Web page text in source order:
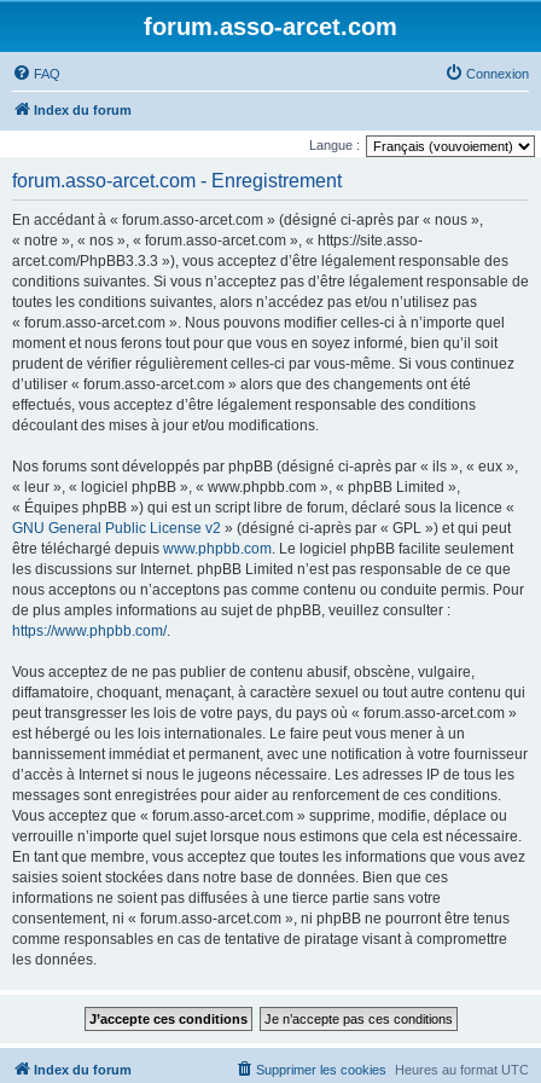
forum.asso-arcet.com
FAQ Connexion
Index du forum
Langue :
forum.asso-arcet.com - Enregistrement
En accédant à « forum.asso-arcet.com » (désigné ci-après par « nous »,
« notre », « nos », « forum.asso-arcet.com », « https://site.asso-
arcet.com/PhpBB3.3.3 »), vous acceptez d’être légalement responsable des
conditions suivantes. Si vous n’acceptez pas d’être légalement responsable de
toutes les conditions suivantes, alors n’accédez pas et/ou n’utilisez pas
« forum.asso-arcet.com ». Nous pouvons modifier celles-ci à n’importe quel
moment et nous ferons tout pour que vous en soyez informé, bien qu’il soit
prudent de vérifier régulièrement celles-ci par vous-même. Si vous continuez
d’utiliser « forum.asso-arcet.com » alors que des changements ont été
effectués, vous acceptez d’être légalement responsable des conditions
découlant des mises à jour et/ou modifications.
Nos forums sont développés par phpBB (désigné ci-après par « ils », « eux »,
« leur », « logiciel phpBB », « www.phpbb.com », « phpBB Limited »,
« Équipes phpBB ») qui est un script libre de forum, déclaré sous la licence «
GNU General Public License v2 » (désigné ci-après par « GPL ») et qui peut
être téléchargé depuis www.phpbb.com. Le logiciel phpBB facilite seulement
les discussions sur Internet. phpBB Limited n’est pas responsable de ce que
nous acceptons ou n’acceptons pas comme contenu ou conduite permis. Pour
de plus amples informations au sujet de phpBB, veuillez consulter :
https://www.phpbb.com/.
Vous acceptez de ne pas publier de contenu abusif, obscène, vulgaire,
diffamatoire, choquant, menaçant, à caractère sexuel ou tout autre contenu qui
peut transgresser les lois de votre pays, du pays où « forum.asso-arcet.com »
est hébergé ou les lois internationales. Le faire peut vous mener à un
bannissement immédiat et permanent, avec une notification à votre fournisseur
d’accès à Internet si nous le jugeons nécessaire. Les adresses IP de tous les
messages sont enregistrées pour aider au renforcement de ces conditions.
Vous acceptez que « forum.asso-arcet.com » supprime, modifie, déplace ou
verrouille n’importe quel sujet lorsque nous estimons que cela est nécessaire.
En tant que membre, vous acceptez que toutes les informations que vous avez
saisies soient stockées dans notre base de données. Bien que ces
informations ne soient pas diffusées à une tierce partie sans votre
consentement, ni « forum.asso-arcet.com », ni phpBB ne pourront être tenus
comme responsables en cas de tentative de piratage visant à compromettre
les données.
Index du forum Heures au format UTC
Supprimer les cookies